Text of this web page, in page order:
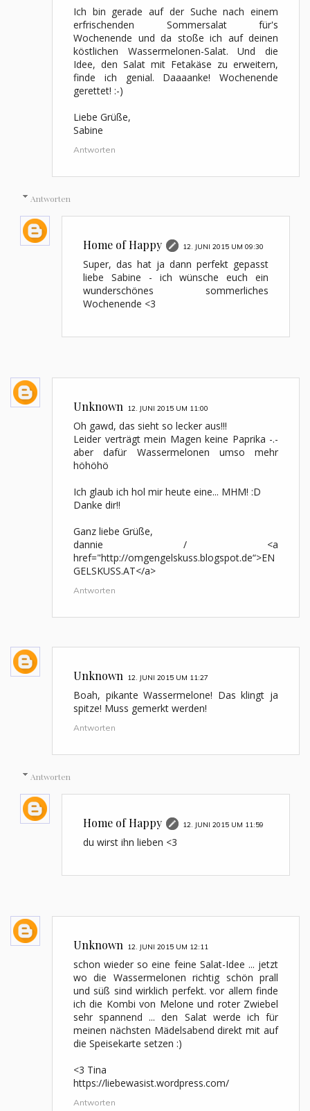
Ich bin gerade auf der Suche nach einem
erfrischenden Sommersalat für's
Wochenende und da stoße ich auf deinen
köstlichen Wassermelonen-Salat. Und die
Idee, den Salat mit Fetakäse zu erweitern,
finde ich genial. Daaaanke! Wochenende
gerettet! :-)
Liebe Grüße,
Sabine
Antworten
Antworten
Home of Happy 12. JUNI 2015 UM 09:30
Super, das hat ja dann perfekt gepasst
liebe Sabine - ich wünsche euch ein
wunderschönes sommerliches
Wochenende <3
Unknown 12. JUNI 2015 UM 11:00
Oh gawd, das sieht so lecker aus!!!
Leider verträgt mein Magen keine Paprika -.-
aber dafür Wassermelonen umso mehr
höhöhö
Ich glaub ich hol mir heute eine... MHM! :D
Danke dir!!
Ganz liebe Grüße,
dannie / <a
href="http://omgengelskuss.blogspot.de“>EN
GELSKUSS.AT</a>
Antworten
Unknown 12. JUNI 2015 UM 11:27
Boah, pikante Wassermelone! Das klingt ja
spitze! Muss gemerkt werden!
Antworten
Antworten
Home of Happy 12. JUNI 2015 UM 11:59
du wirst ihn lieben <3
Unknown 12. JUNI 2015 UM 12:11
schon wieder so eine feine Salat-Idee ... jetzt
wo die Wassermelonen richtig schön prall
und süß sind wirklich perfekt. vor allem finde
ich die Kombi von Melone und roter Zwiebel
sehr spannend ... den Salat werde ich für
meinen nächsten Mädelsabend direkt mit auf
die Speisekarte setzen :)
<3 Tina
https://liebewasist.wordpress.com/
Antworten